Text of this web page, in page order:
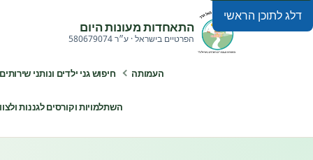
דלג לתוכן הראשי
התאחדות מעונות היום
הפרטיים בישראל · ע״ר 580679074
העמותה חיפוש גני ילדים ונותני שירותים
השתלמויות וקורסים לגננות